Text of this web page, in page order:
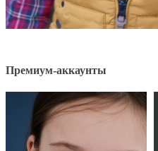
Премиум-аккаунты